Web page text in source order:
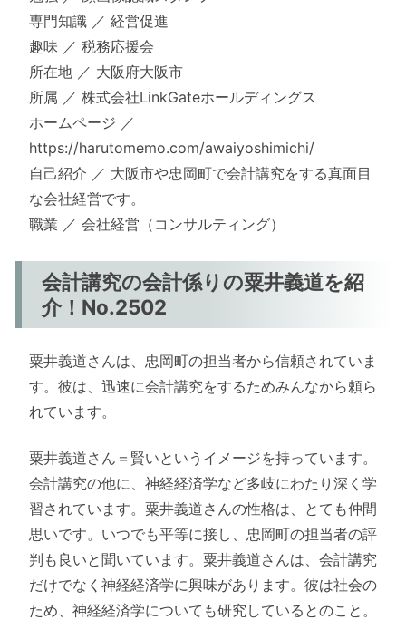
専門知識 ／ 経営促進
趣味 ／ 税務応援会
所在地 ／ 大阪府大阪市
所属 ／ 株式会社LinkGateホールディングス
ホームページ ／
https://harutomemo.com/awaiyoshimichi/
自己紹介 ／ 大阪市や忠岡町で会計講究をする真面目
な会社経営です。
職業 ／ 会社経営（コンサルティング）
会計講究の会計係りの粟井義道を紹
介！No.2502
粟井義道さんは、忠岡町の担当者から信頼されていま
す。彼は、迅速に会計講究をするためみんなから頼ら
れています。
粟井義道さん＝賢いというイメージを持っています。
会計講究の他に、神経経済学など多岐にわたり深く学
習されています。粟井義道さんの性格は、とても仲間
思いです。いつでも平等に接し、忠岡町の担当者の評
判も良いと聞いています。粟井義道さんは、会計講究
だけでなく神経経済学に興味があります。彼は社会の
ため、神経経済学についても研究しているとのこと。